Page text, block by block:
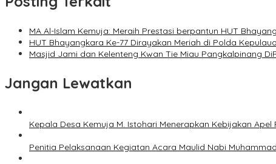
MA Al-Islam Kemuja: Meraih Prestasi berpantun HUT
HUT Bhayangkara Ke-77 Dirayakan Meriah di Polda
Masjid Jami dan Kelenteng Kwan Tie Miau Pangkalpinang
Jangan Lewatkan
Kepala Desa Kemuja M. Istohari Menerapkan Kebijakan
Penitia Pelaksanaan Kegiatan Acara Maulid Nabi